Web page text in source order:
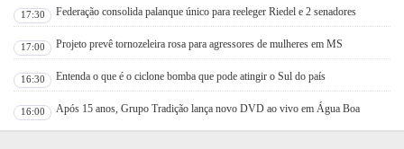
17:30 Federação consolida palanque único para reeleger Riedel e 2 senadores
17:00 Projeto prevê tornozeleira rosa para agressores de mulheres em MS
16:30 Entenda o que é o ciclone bomba que pode atingir o Sul do país
16:00 Após 15 anos, Grupo Tradição lança novo DVD ao vivo em Água Boa